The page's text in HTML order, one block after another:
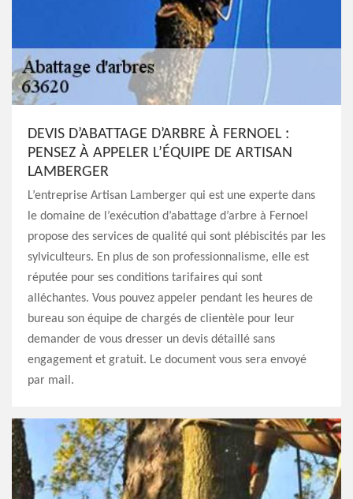
DEVIS D’ABATTAGE D’ARBRE À FERNOEL :
PENSEZ À APPELER L’ÉQUIPE DE ARTISAN
LAMBERGER
L’entreprise Artisan Lamberger qui est une experte dans
le domaine de l’exécution d’abattage d’arbre à Fernoel
propose des services de qualité qui sont plébiscités par les
sylviculteurs. En plus de son professionnalisme, elle est
réputée pour ses conditions tarifaires qui sont
alléchantes. Vous pouvez appeler pendant les heures de
bureau son équipe de chargés de clientèle pour leur
demander de vous dresser un devis détaillé sans
engagement et gratuit. Le document vous sera envoyé
par mail.